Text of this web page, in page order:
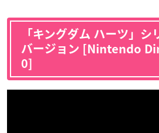
「キングダム ハーツ」シ
バージョン [Nintendo
0]